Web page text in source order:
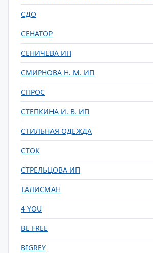
СДО
СЕНАТОР
СЕНИЧЕВА ИП
СМИРНОВА Н. М. ИП
СПРОС
СТЕПКИНА И. В. ИП
СТИЛЬНАЯ ОДЕЖДА
СТОК
СТРЕЛЬЦОВА ИП
ТАЛИСМАН
4 YOU
BE FREE
BIGREY